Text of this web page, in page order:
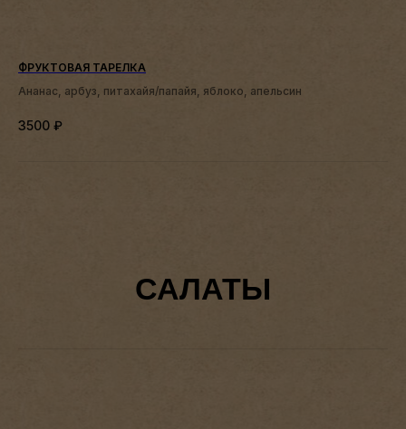
ФРУКТОВАЯ ТАРЕЛКА
Ананас, арбуз, питахайя/папайя, яблоко, апельсин
3500 ₽
САЛАТЫ